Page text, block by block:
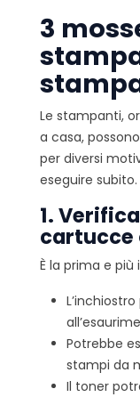
3
Le stampanti,
a casa,
per diversi
eseguire subito.
1.
cartucce
È la prima e
Potrebbe
stampi da
Il toner